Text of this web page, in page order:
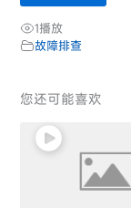
1播放
故障排查
您还可能喜欢